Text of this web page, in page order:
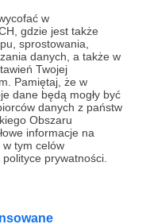
w
gdzie jest także
sprostowania,
danych, a także w
Twojej
Pamiętaj, że w
dane będą mogły być
danych z państw
Obszaru
informacje na
tym celów
prywatności.
rezerwy